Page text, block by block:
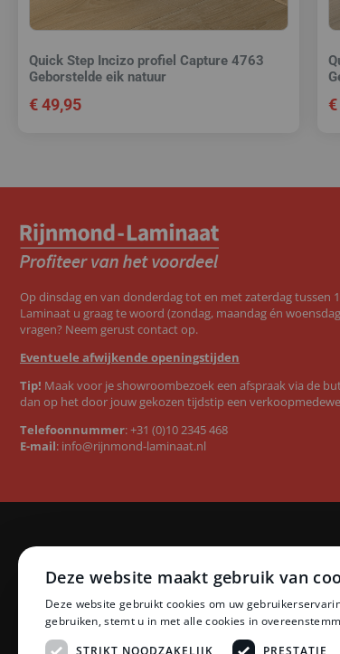
Quick Step Incizo profiel Capture 4763
Geborstelde eik natuur
€49,95 €
Op dinsdag en van donderdag tot en met zaterdag tussen
Laminaat u graag te woord (zondag, maandag én
vragen? Neem gerust contact op.
Eventuele afwijkende openingstijden
Tip! Maak voor je showroombezoek een afspraak via de
dan op het door jouw gekozen tijdstip een
Telefoonnummer:+31 (0)10 2345 468
E-mail: info@rijnmond-laminaat.nl
Categorieën
Laminaat
PVC vloeren
Ondervloeren
Plinten
Deze website maakt gebruik van
Deze website gebruikt cookies om uw
gebruiken, stemt u in met alle cookies in
STRIKT NOODZAKELIJK
PRESTATIE